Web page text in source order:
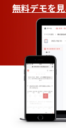
無料デモを